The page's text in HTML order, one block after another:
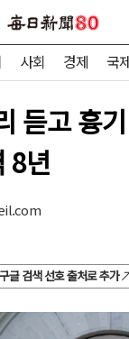
사회 경제 국
듣고 흉
8년
구글 검색 선호 출처로 추가